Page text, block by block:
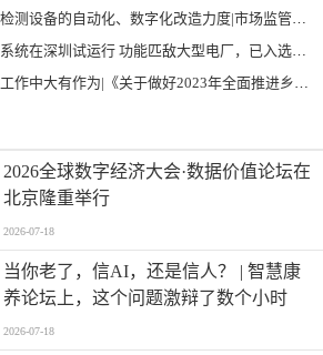
化改造力度|市场监管总局 工业和信息化部 关于促进企业计量能力提升的指导意见
深圳试运行 功能匹敌大型电厂，已入选国际典型案例
为|《关于做好2023年全面推进乡村振兴重点工作的意见》发布
2026全球数字经济大会·数据价值论坛在
北京隆重举行
2026-07-18
当你老了，信AI，还是信人？ | 智慧康
养论坛上，这个问题激辩了数个小时
2026-07-18